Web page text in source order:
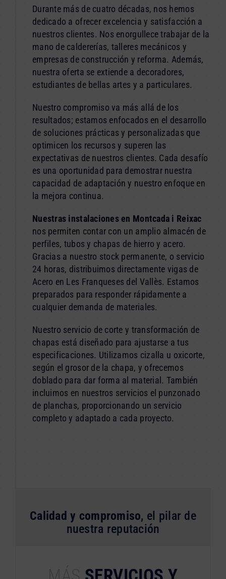
Durante más de cuatro décadas, nos hemos
dedicado a ofrecer excelencia y satisfacción a
nuestros clientes. Nos enorgullece trabajar de la
mano de caldererías, talleres mecánicos y
empresas de construcción y reforma. Además,
nuestra oferta se extiende a decoradores,
estudiantes de bellas artes y a particulares.
Nuestro compromiso va más allá de los
resultados; estamos enfocados en el desarrollo
de soluciones prácticas y personalizadas que
optimicen los recursos y superen las
expectativas de nuestros clientes. Cada desafío
es una oportunidad para demostrar nuestra
capacidad de adaptación y nuestro enfoque en
la mejora continua.
Nuestras instalaciones en Montcada i Reixac
nos permiten contar con un amplio almacén de
perfiles, tubos y chapas de hierro y acero.
Gracias a nuestro stock permanente, o servicio
24 horas, distribuimos directamente vigas de
Acero en Les Franqueses del Vallès. Estamos
preparados para responder rápidamente a
cualquier demanda de materiales.
Nuestro servicio de corte y transformación de
chapas está diseñado para ajustarse a tus
especificaciones. Utilizamos cizalla u oxicorte,
según el grosor de la chapa, y ofrecemos
doblado para dar forma al material. También
incluimos en nuestros servicios el punzonado
de planchas, proporcionando un servicio
completo y adaptado a cada proyecto.
Calidad y compromiso, el pilar de
nuestra reputación